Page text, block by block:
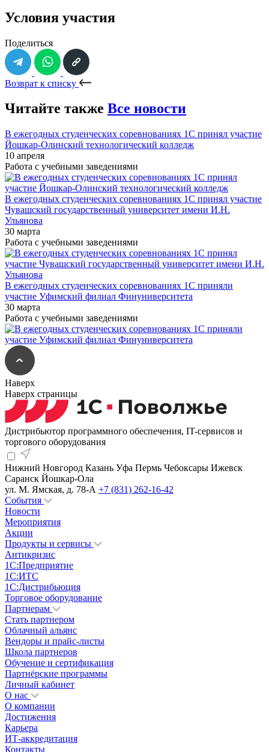
Условия участия
Поделиться
Возврат к списку
Читайте также Все новости
В ежегодных студенческих соревнованиях 1С принял участие
Йошкар-Олинский технологический колледж
10 апреля
Работа с учебными заведениями
В ежегодных студенческих соревнованиях 1С принял участие
Чувашский государственный университет имени И.Н.
Ульянова
30 марта
Работа с учебными заведениями
В ежегодных студенческих соревнованиях 1С приняли
участие Уфимский филиал Финуниверситета
30 марта
Работа с учебными заведениями
Наверх
Наверх страницы
Дистрибьютор программного обеспечения, IT-сервисов и
торгового оборудования
Нижний Новгород Казань Уфа Пермь Чебоксары Ижевск
Саранск Йошкар-Ола
ул. М. Ямская, д. 78-А +7 (831) 262-16-42
События
Новости
Мероприятия
Акции
Продукты и сервисы
Антикризис
1С:Предприятие
1С:ИТС
1С:Дистрибьюция
Торговое оборудование
Партнерам
Стать партнером
Облачный альянс
Вендоры и прайс-листы
Школа партнеров
Обучение и сертификация
Партнёрские программы
Личный кабинет
О нас
О компании
Достижения
Карьера
ИТ-аккредитация
Контакты